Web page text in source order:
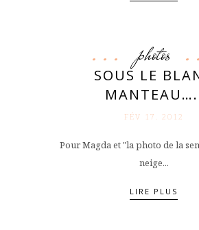
photos
SOUS LE
FÉV 17. 2012
Pour Magda et "la photo de la
neige...
LIRE PLUS